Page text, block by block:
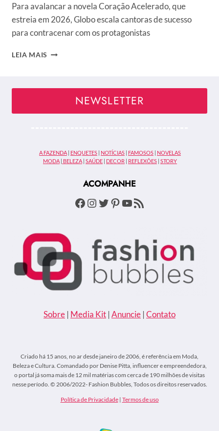
Para avalancar a novela Coração Acelerado, que
estreia em 2026, Globo escala cantoras de sucesso
para contracenar com os protagonistas
LEIA MAIS CORAÇÃO
CANTORAS
SERTANEJAS
PRÓXIMA
NOVELA
NEWSLETTER
A FAZENDA | ENQUETES | NOTÍCIAS | FAMOSOS | NOVELAS
MODA | BELEZA | SAÚDE | DECOR | REFLEXÕES | STORY
ACOMPANHE
Facebook
Instagram
Twitter
Pinterest
Youtube
Feed RSS
Sobre | Media Kit | Anuncie | Contato
Criado há 15 anos, no ar desde janeiro de 2006, é referência em Moda,
Beleza e Cultura. Comandado por Denise Pitta, influencer e empreendedora,
o portal já soma mais de 12 mil matérias com cerca de 190 milhões de visitas
nesse período. © 2006/2022- Fashion Bubbles, Todos os direitos reservados.
Política de Privacidade| Termos de uso